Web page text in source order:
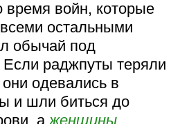
время войн, которые
остальными
обычай под
раджпуты теряли
одевались в
и шли биться до
аженщины